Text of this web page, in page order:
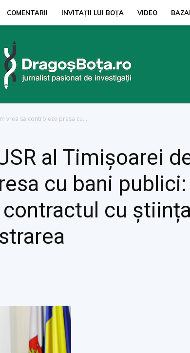
COMENTARII INVITAȚII LUI BOŢA VIDEO
vrea să controleze presa cu...
al Timișoarei
cu bani publici:
cu